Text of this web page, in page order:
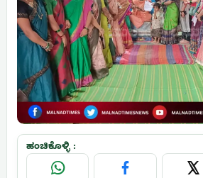
ಹಂಚಿಕೊಳ್ಳಿ :
WhatsApp Facebook X